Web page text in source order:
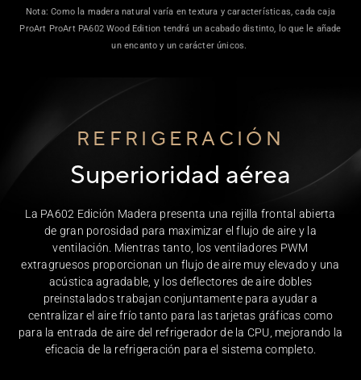
Nota: Como la madera natural varía en textura y características, cada caja
ProArt ProArt PA602 Wood Edition tendrá un acabado distinto, lo que le añade
un encanto y un carácter únicos.
REFRIGERACIÓN
Superioridad aérea
La PA602 Edición Madera presenta una rejilla frontal abierta
de gran porosidad para maximizar el flujo de aire y la
ventilación. Mientras tanto, los ventiladores PWM
extragruesos proporcionan un flujo de aire muy elevado y una
acústica agradable, y los deflectores de aire dobles
preinstalados trabajan conjuntamente para ayudar a
centralizar el aire frío tanto para las tarjetas gráficas como
para la entrada de aire del refrigerador de la CPU, mejorando la
eficacia de la refrigeración para el sistema completo